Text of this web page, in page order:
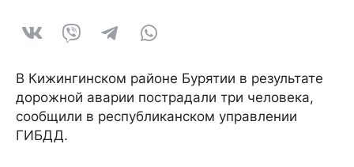
В Кижингинском районе Бурятии в результате
дорожной аварии пострадали три человека,
сообщили в республиканском управлении
ГИБДД.